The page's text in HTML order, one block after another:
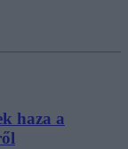
haza a